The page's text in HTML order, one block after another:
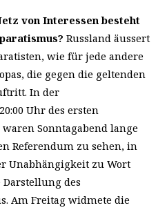
von Interessen besteht
Russland äussert
wie für jede andere
die gegen die geltenden
In der
Uhr des ersten
Sonntagabend lange
Referendum zu sehen, in
Unabhängigkeit zu Wort
Darstellung des
Am Freitag widmete die